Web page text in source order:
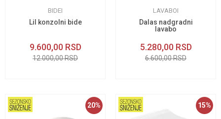
BIDEI
Lil konzolni bide
9.600,00 RSD
12.000,00RSD
LAVABOI
Dalas nadgradni
lavabo
5.280,00 RSD
6.600,00RSD
20% 15%